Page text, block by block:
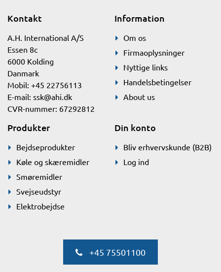
Kontakt
A.H. International A/S
Essen 8c
6000 Kolding
Danmark
Mobil: +45 22756113
E-mail: ssk@ahi.dk
CVR-nummer: 67292812
Information
Om os
Firmaoplysninger
Nyttige links
Handelsbetingelser
About us
Produkter
Bejdseprodukter
Køle og skæremidler
Smøremidler
Svejseudstyr
Elektrobejdse
Din konto
Bliv erhvervskunde (B2B)
Log ind
+45 75501100